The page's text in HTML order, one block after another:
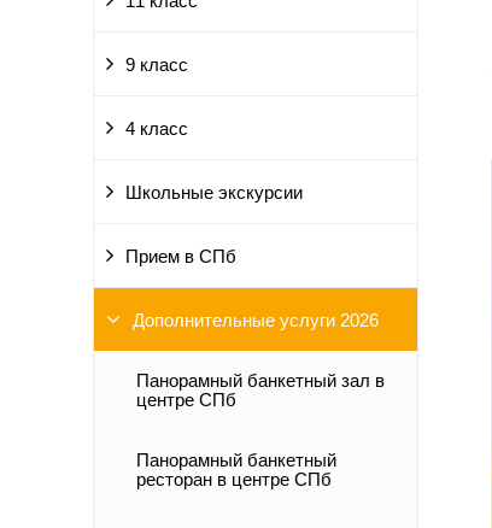
9 класс
4 класс
Школьные экскурсии
Прием в СПб
Дополнительные услуги 2026
Панорамный банкетный зал в
центре СПб
Панорамный банкетный
ресторан в центре СПб